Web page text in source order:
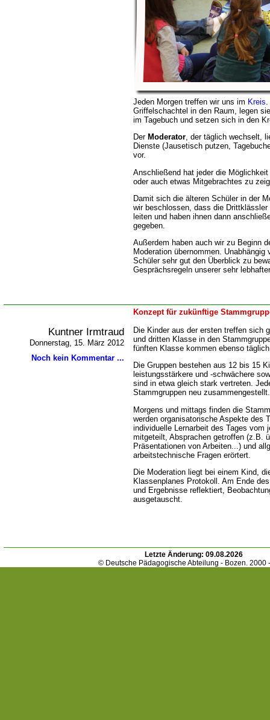
Jeden Morgen treffen wir uns im Kreis.
Griffelschachtel in den Raum, legen
im Tagebuch und setzen sich in den
Der Moderator, der täglich wechselt,
Dienste (Jausetisch putzen,
vor.
Anschließend hat jeder die
oder auch etwas Mitgebrachtes zu
Damit sich die älteren Schüler in der
wir beschlossen, dass die
leiten und haben ihnen dann
gegeben.
Außerdem haben auch wir zu Beginn
Moderation übernommen.
Schüler sehr gut den Überblick zu
Gesprächsregeln unserer sehr
Konzept für zukünftige
Kuntner Irmtraud
Donnerstag, 15. März 2012
Noch kein Kommentar ...
Die Kinder aus der ersten treffen sich
und dritten Klasse in den
fünften Klasse kommen ebenso
Die Gruppen bestehen aus 12 bis 15
leistungsstärkere und -schwächere
sind in etwa gleich stark vertreten.
Stammgruppen neu zusammengestellt.
Morgens und mittags finden die
werden organisatorische Aspekte des
individuelle Lernarbeit des Tages vom
mitgeteilt, Absprachen getroffen (z.B.
Präsentationen von Arbeiten...) und
arbeitstechnische Fragen erörtert.
Die Moderation liegt bei einem Kind,
Klassenplanes Protokoll. Am Ende
und Ergebnisse reflektiert,
ausgetauscht.
Letzte Änderung: 09.08.2026
© Deutsche Pädagogische Abteilung - Bozen. 2000